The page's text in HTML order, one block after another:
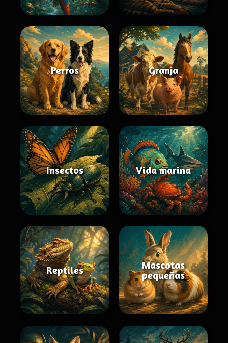
Perros Granja
Insectos Vida marina
Reptiles
Mascotas
pequeñas